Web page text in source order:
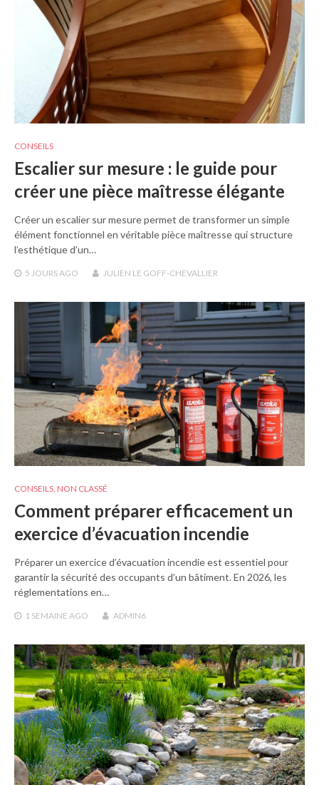
CONSEILS
Escalier sur mesure : le guide pour
créer une pièce maîtresse élégante
Créer un escalier sur mesure permet de transformer un simple
élément fonctionnel en véritable pièce maîtresse qui structure
l’esthétique d’un…
5 JOURSAGO JULIEN LE GOFF-CHEVALLIER
CONSEILS, NON CLASSÉ
Comment préparer efficacement un
exercice d’évacuation incendie
Préparer un exercice d’évacuation incendie est essentiel pour
garantir la sécurité des occupants d’un bâtiment. En 2026, les
réglementations en…
1 SEMAINE AGO ADMIN6